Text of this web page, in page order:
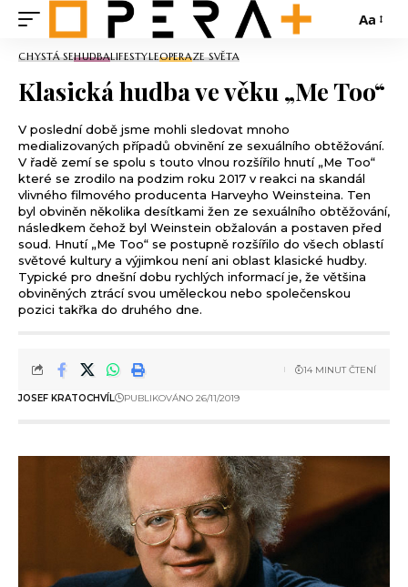
Aa
CHYSTÁ SEHUDBALIFESTYLEOPERAZE SVĚTA
Klasická hudba ve věku „Me Too“
V poslední době jsme mohli sledovat mnoho
medializovaných případů obvinění ze sexuálního obtěžování.
V řadě zemí se spolu s touto vlnou rozšířilo hnutí „Me Too“
které se zrodilo na podzim roku 2017 v reakci na skandál
vlivného filmového producenta Harveyho Weinsteina. Ten
byl obviněn několika desítkami žen ze sexuálního obtěžování,
následkem čehož byl Weinstein obžalován a postaven před
soud. Hnutí „Me Too“ se postupně rozšířilo do všech oblastí
světové kultury a výjimkou není ani oblast klasické hudby.
Typické pro dnešní dobu rychlých informací je, že většina
obviněných ztrácí svou uměleckou nebo společenskou
pozici takřka do druhého dne.
JOSEF KRATOCHVÍL PUBLIKOVÁNO 26/11/2019
14 MINUT ČTENÍ